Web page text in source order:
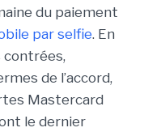
du paiement
par selfie. En
contrées,
de l’accord,
Mastercard
le dernier